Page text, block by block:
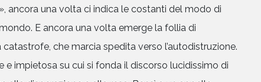
ancora una volta ci indica le costanti del modo di
E ancora una volta emerge la follia di
catastrofe, che marcia spedita verso l’autodistruzione.
e impietosa su cui si fonda il discorso lucidissimo di